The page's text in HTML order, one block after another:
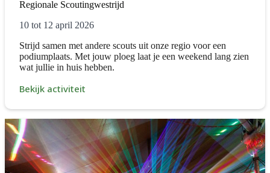
Regionale Scoutingwestrijd
10 tot 12 april 2026
Strijd samen met andere scouts uit onze regio voor een
podiumplaats. Met jouw ploeg laat je een weekend lang zien
wat jullie in huis hebben.
Bekijk activiteit